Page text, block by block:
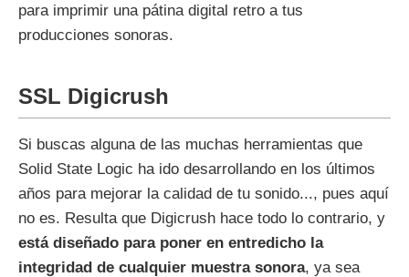
para imprimir una pátina digital retro a tus
producciones sonoras.
SSL Digicrush
Si buscas alguna de las muchas herramientas que
Solid State Logic ha ido desarrollando en los últimos
años para mejorar la calidad de tu sonido..., pues aquí
no es. Resulta que Digicrush hace todo lo contrario, y
está diseñado para poner en entredicho la
integridad de cualquier muestra sonora, ya sea